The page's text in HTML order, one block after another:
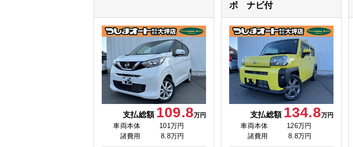
支払総額 109.8万円
車両本体
101万円
諸費用
8.8万円
ボ ナビ付
支払総額 134.8万円
車両本体
126万円
諸費用
8.8万円